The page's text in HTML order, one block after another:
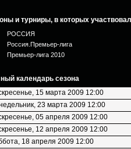
и турниры, в которых
РОССИЯ
Россия.Премьер-лига
Премьер-лига 2010
календарь сезона
15 марта 2009 12:00
23 марта 2009 12:00
05 апреля 2009 12:00
12 апреля 2009 12:00
18 апреля 2009 12:00